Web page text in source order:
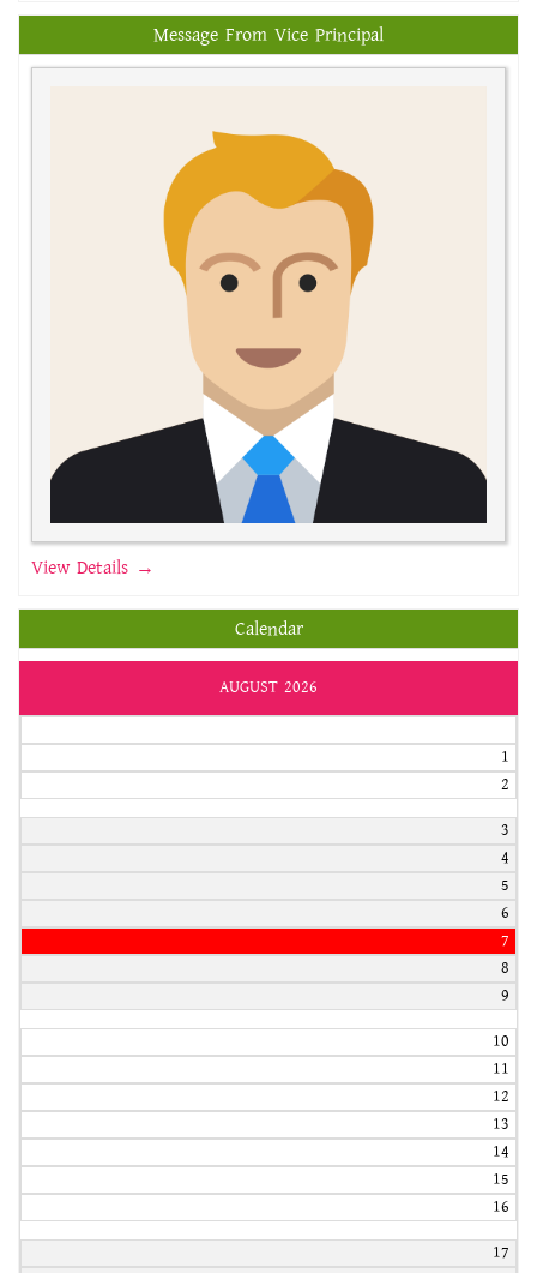
Message From Vice Principal
View Details →
Calendar
AUGUST 2026
1
2
3
4
5
6
7
8
9
10
11
12
13
14
15
16
17